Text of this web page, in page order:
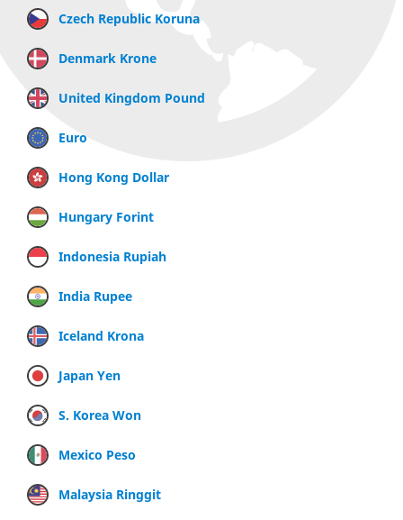
Czech Republic Koruna
Denmark Krone
United Kingdom Pound
Euro
Hong Kong Dollar
Hungary Forint
Indonesia Rupiah
India Rupee
Iceland Krona
Japan Yen
S. Korea Won
Mexico Peso
Malaysia Ringgit